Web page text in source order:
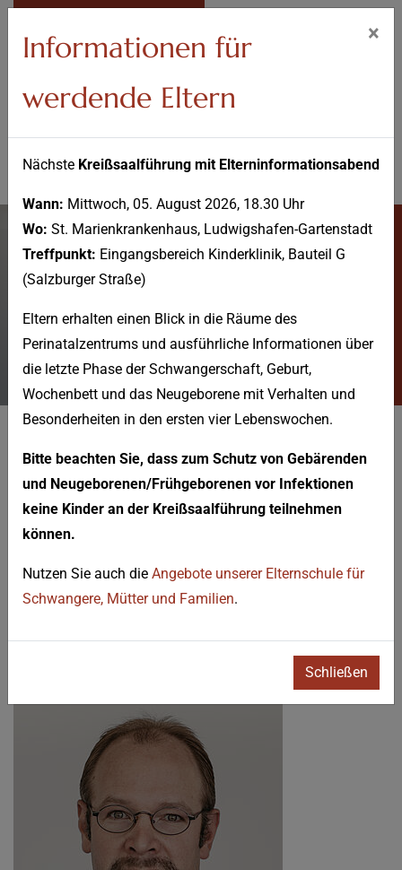
Team
Wirbelsäulenzentrum
KONTAKT
Team Wirbelsäulenzentrum
Ludwigshafen
Dr. med. Michael Breitenfelder
Wirbelsäulenzentrum
Informationen für
werdende Eltern
×
Nächste Kreißsaalführung mit Elterninformationsabend
Wann: Mittwoch, 05. August 2026, 18.30 Uhr
Wo: St. Marienkrankenhaus, Ludwigshafen-Gartenstadt
Treffpunkt: Eingangsbereich Kinderklinik, Bauteil G
(Salzburger Straße)
Eltern erhalten einen Blick in die Räume des
Perinatalzentrums und ausführliche Informationen über
die letzte Phase der Schwangerschaft, Geburt,
Wochenbett und das Neugeborene mit Verhalten und
Besonderheiten in den ersten vier Lebenswochen.
Bitte beachten Sie, dass zum Schutz von Gebärenden
und Neugeborenen/Frühgeborenen vor Infektionen
keine Kinder an der Kreißsaalführung teilnehmen
können.
Nutzen Sie auch die Angebote unserer Elternschule für
Schwangere, Mütter und Familien.
Schließen